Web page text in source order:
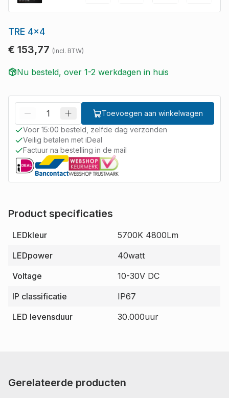
TRE 4x4
€ 153,77 (Incl. BTW)
Nu besteld, over 1-2 werkdagen in huis
Toevoegen aan winkelwagen
Voor 15:00 besteld, zelfde dag verzonden
Veilig betalen met iDeal
Factuur na bestelling in de mail
Product specificaties
LEDkleur
5700K 4800Lm
LEDpower
40watt
Voltage
10-30V DC
IP classificatie
IP67
LED levensduur
30.000uur
Gerelateerde producten